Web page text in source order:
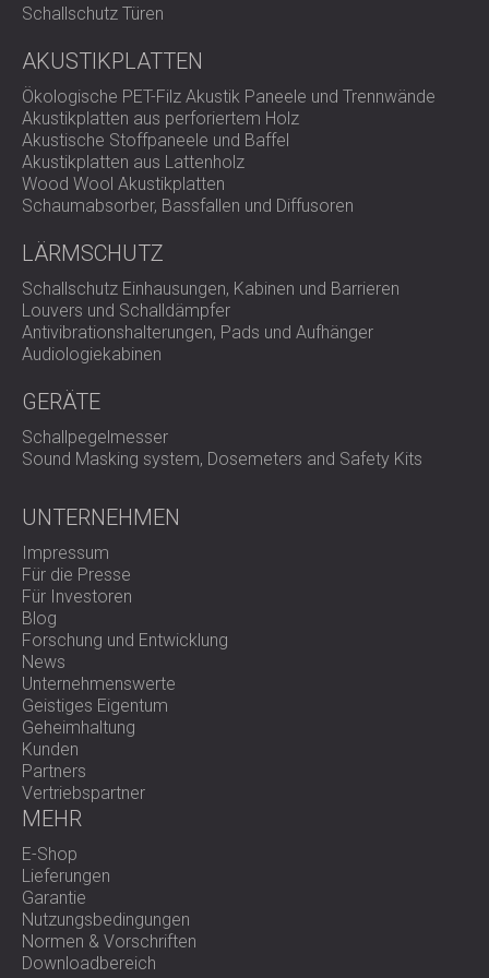
Schallschutz Türen
AKUSTIKPLATTEN
Ökologische PET-Filz Akustik Paneele und Trennwände
Akustikplatten aus perforiertem Holz
Akustische Stoffpaneele und Baffel
Akustikplatten aus Lattenholz
Wood Wool Akustikplatten
Schaumabsorber, Bassfallen und Diffusoren
LÄRMSCHUTZ
Schallschutz Einhausungen, Kabinen und Barrieren
Louvers und Schalldämpfer
Antivibrationshalterungen, Pads und Aufhänger
Audiologiekabinen
GERÄTE
Schallpegelmesser
Sound Masking system, Dosemeters and Safety Kits
UNTERNEHMEN
Impressum
Für die Presse
Für Investoren
Blog
Forschung und Entwicklung
News
Unternehmenswerte
Geistiges Eigentum
Geheimhaltung
Kunden
Partners
Vertriebspartner
MEHR
E-Shop
Lieferungen
Garantie
Nutzungsbedingungen
Normen & Vorschriften
Downloadbereich